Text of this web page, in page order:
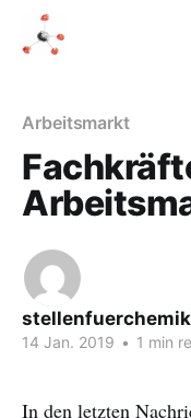
Arbeitsmarkt
14 Jan. 2019 • 1 min
In den letzten